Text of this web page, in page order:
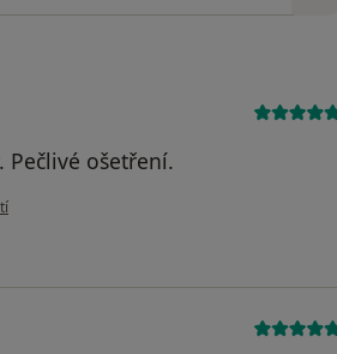
Pečlivé ošetření.
Zuzana Baraka